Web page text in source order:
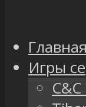
Главная
Игры